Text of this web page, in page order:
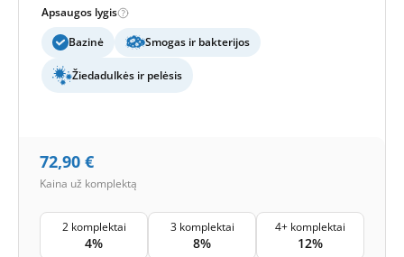
Apsaugos lygis
Bazinė
Smogas ir bakterijos
Žiedadulkės ir pelėsis
72,90 €
Kaina už komplektą
2 komplektai
4%
3 komplektai
8%
4+ komplektai
12%